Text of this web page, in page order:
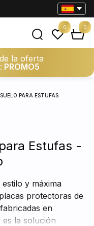
la oferta
PROMO5
0 0
PARA ESTUFAS
Estufas -
y máxima
protectoras de
en
la solución